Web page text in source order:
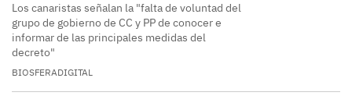
Los canaristas señalan la "falta de voluntad del
grupo de gobierno de CC y PP de conocer e
informar de las principales medidas del
decreto"
BIOSFERADIGITAL